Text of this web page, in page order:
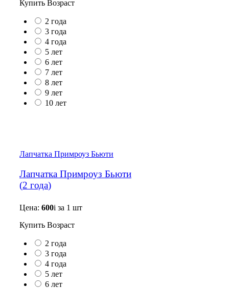
Купить Возраст
2 года
3 года
4 года
5 лет
6 лет
7 лет
8 лет
9 лет
10 лет
Лапчатка Примроуз Бьюти
Лапчатка Примроуз Бьюти
(2 года)
Цена: 600i за 1 шт
Купить Возраст
2 года
3 года
4 года
5 лет
6 лет